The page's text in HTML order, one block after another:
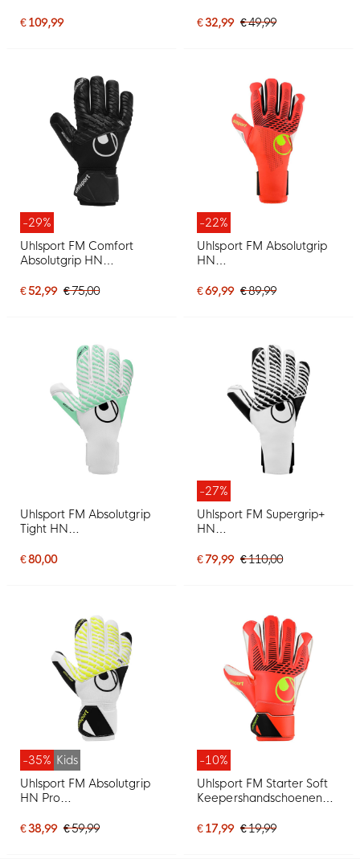
Felrood Zwart Felgeel
€ 109,99
Neongeel
€ 32,99 € 49,99
-29%
Uhlsport FM Comfort
Absolutgrip HN
Zwart Zwart Wit
€ 52,99 € 75,00
-22%
Uhlsport FM Absolutgrip
HN
Felrood Zwart Felgeel
€ 69,99 € 89,99
Uhlsport FM Absolutgrip
Tight HN
Wit Muntgroen Zwart
€ 80,00
-27%
Uhlsport FM Supergrip+
HN
Wit Zwart
€ 79,99 € 110,00
-35% Kids
Uhlsport FM Absolutgrip
HN Pro
Kids Wit Zwart Neongeel
€ 38,99 € 59,99
-10%
Uhlsport FM Starter Soft
Keepershandschoenen
€ 17,99 € 19,99